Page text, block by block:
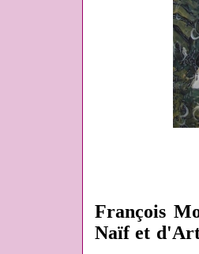
François
Naïf et